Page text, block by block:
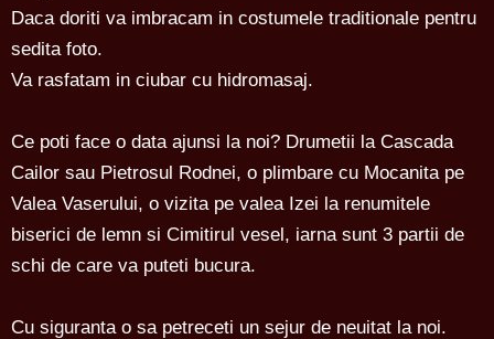
Daca doriti va imbracam in costumele traditionale pentru
sedita foto.
Va rasfatam in ciubar cu hidromasaj.
Ce poti face o data ajunsi la noi? Drumetii la Cascada
Cailor sau Pietrosul Rodnei, o plimbare cu Mocanita pe
Valea Vaserului, o vizita pe valea Izei la renumitele
biserici de lemn si Cimitirul vesel, iarna sunt 3 partii de
schi de care va puteti bucura.
Cu siguranta o sa petreceti un sejur de neuitat la noi.